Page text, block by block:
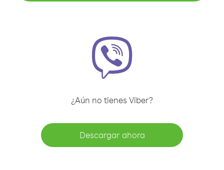
¿Aún no tienes Viber?
Descargar ahora